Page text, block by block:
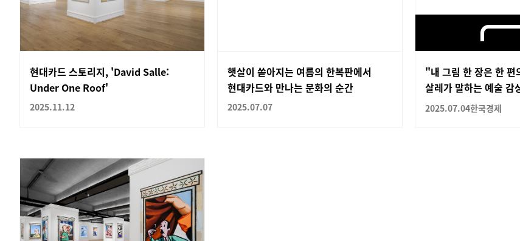
현대카드 스토리지, 'David Salle:
Under One Roof'
2025.11.12
햇살이 쏟아지는 여름의 한복판에서
현대카드와 만나는 문화의 순간
2025.07.07
"내 그림 한 장은 한
살레가 말하는 예술 감
2025.07.04한국경제